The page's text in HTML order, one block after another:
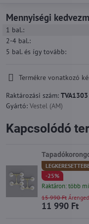
Mennyiségi
1 bal.:
2-4 bal.:
5 bal. és így tovább:
Termékre vonatkozó
Raktározási szám: TVA1303
Gyártó: Vestel (AM)
Kapcsolódó
-25%
Raktáron: több
11 990 Ft
15 990 Ft